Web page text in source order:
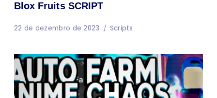
Blox Fruits SCRIPT
22 de dezembro de 2023 Scripts